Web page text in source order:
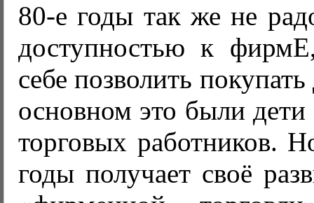
80-е годы так же не
доступностью к
себе позволить
основном это были
торговых работников.
годы получает своё